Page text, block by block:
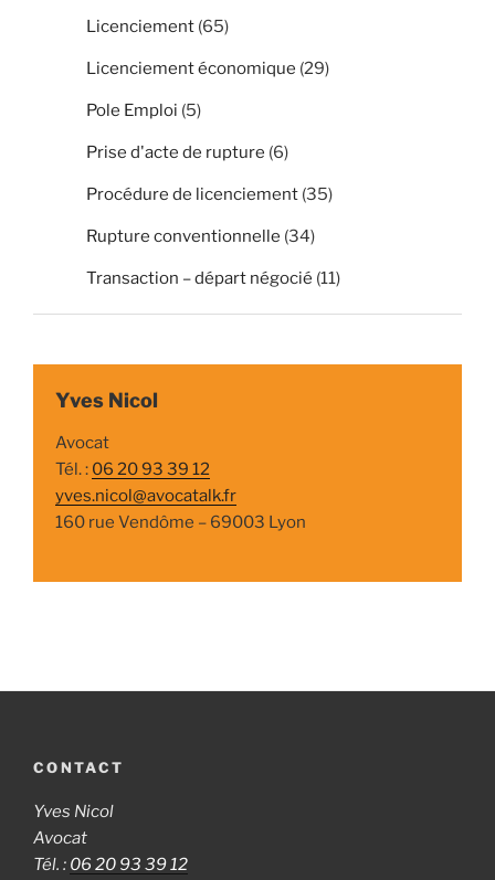
Licenciement (65)
Licenciement économique (29)
Pole Emploi (5)
Prise d'acte de rupture (6)
Procédure de licenciement (35)
Rupture conventionnelle (34)
Transaction – départ négocié (11)
Yves Nicol
Avocat
Tél. : 06 20 93 39 12
yves.nicol@avocatalk.fr
160 rue Vendôme – 69003 Lyon
CONTACT
Yves Nicol
Avocat
Tél. : 06 20 93 39 12